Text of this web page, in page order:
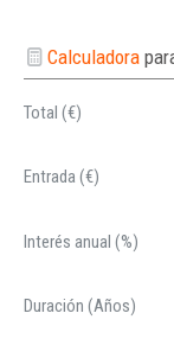
Calculadora
Total (€)
Entrada (€)
Interés anual (%)
Duración (Años)